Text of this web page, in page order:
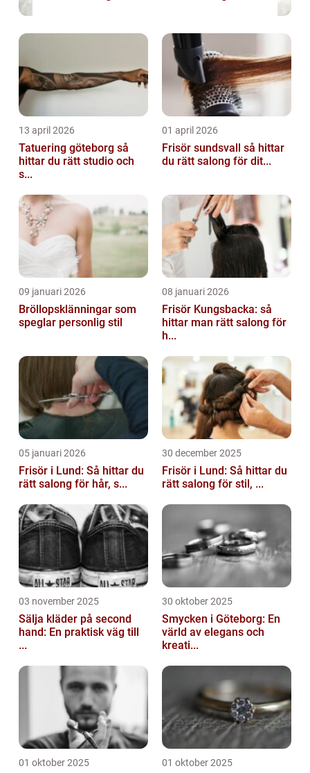
13 april 2026
Tatuering göteborg så
hittar du rätt studio och
s...
01 april 2026
Frisör sundsvall så hittar
du rätt salong för dit...
09 januari 2026
Bröllopsklänningar som
speglar personlig stil
08 januari 2026
Frisör Kungsbacka: så
hittar man rätt salong för
h...
05 januari 2026
Frisör i Lund: Så hittar du
rätt salong för hår, s...
30 december 2025
Frisör i Lund: Så hittar du
rätt salong för stil, ...
03 november 2025
Sälja kläder på second
hand: En praktisk väg till
...
30 oktober 2025
Smycken i Göteborg: En
värld av elegans och
kreati...
01 oktober 2025 01 oktober 2025